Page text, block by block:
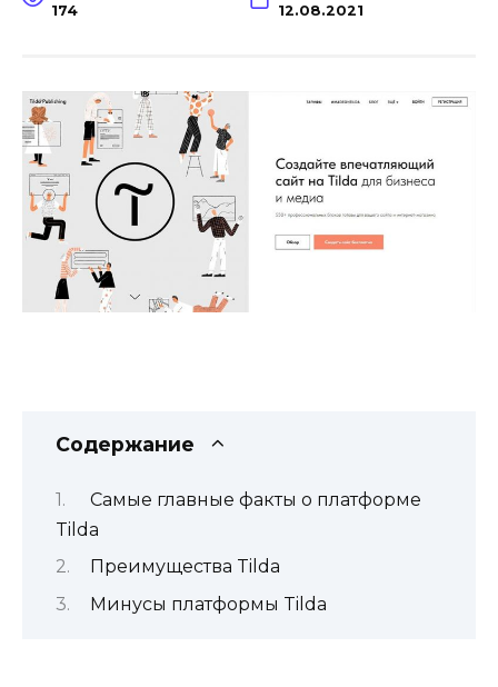
174 12.08.2021
Содержание
Самые главные факты о платформе
Tilda
Преимущества Tilda
Минусы платформы Tilda